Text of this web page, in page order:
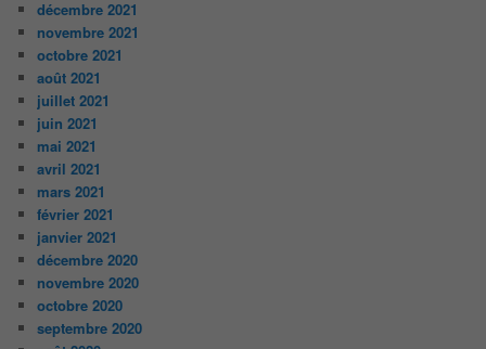
décembre 2021
novembre 2021
octobre 2021
août 2021
juillet 2021
juin 2021
mai 2021
avril 2021
mars 2021
février 2021
janvier 2021
décembre 2020
novembre 2020
octobre 2020
septembre 2020